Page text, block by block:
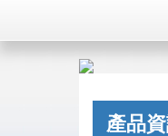
產品